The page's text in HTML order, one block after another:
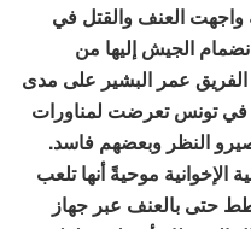
واجهت العنف والقتل في
الجيش إليها من
عمر البشير على مدى
في تونس تعرضت لمناورات
النظر وبعضهم فاسد.
الإخوانية موحيةً أنها تلعب
حتى بالعنف عبر جهاز